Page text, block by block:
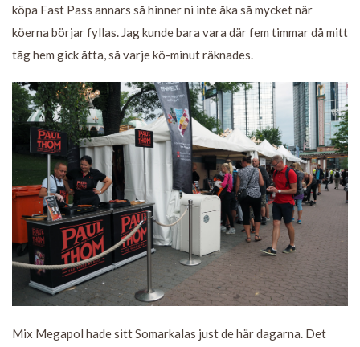
köpa Fast Pass annars så hinner ni inte åka så mycket när
köerna börjar fyllas. Jag kunde bara vara där fem timmar då mitt
tåg hem gick åtta, så varje kö-minut räknades.
Mix Megapol hade sitt Somarkalas just de här dagarna. Det